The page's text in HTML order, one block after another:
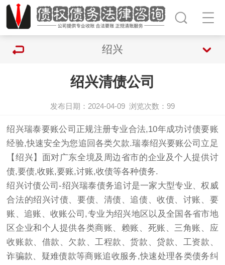
绍兴
绍兴清债公司
发布日期：2024-04-09 浏览次数： 99
绍兴瑞泰要账公司正规注册专业合法,10年成功讨债要账
经验,快速安全为您追回各类欠款.瑞泰绍兴要账公司立足
【绍兴】面对广东全境及周边省市的企业及个人提供讨
债,要债,收账,要账,讨账,收债等各种债务.
绍兴讨债公司-绍兴瑞泰债务追讨是一家大型专业、权威
合法的绍兴讨债、要债、清债、追债、收债、讨账、要
账、追账、收账公司,专业为绍兴地区以及全国各省市地
区企业和个人提供各类商账、赖账、死账、三角账、应
收账款、借款、欠款、工程款、货款、贷款、工资款、
诈骗款、疑难债款等商账追收服务,快速处理各类债务纠